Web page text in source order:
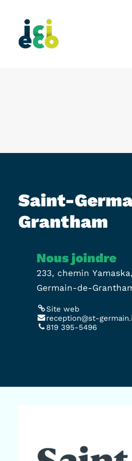
Saint-
Grantham
Nous joindre
233, chemin
Germain-de-
Site web
reception@st-
819 395-5496